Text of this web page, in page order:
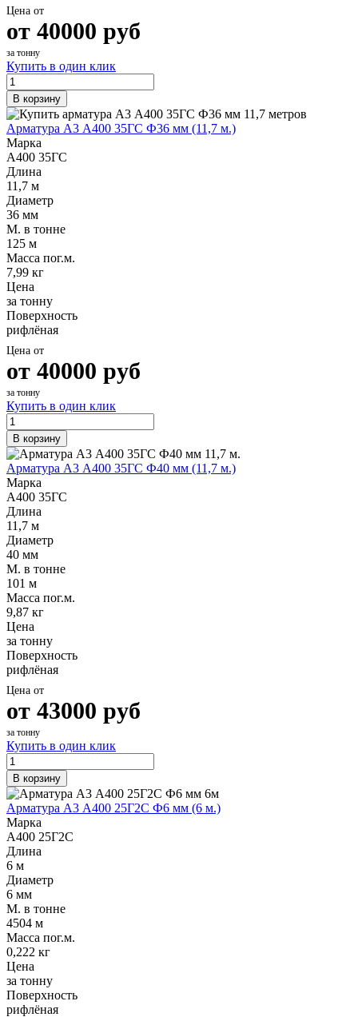
Цена от
от 40000 руб
за тонну
Купить в один клик
В корзину
Арматура А3 А400 35ГС Ф36 мм (11,7 м.)
Марка
А400 35ГС
Длина
11,7 м
Диаметр
36 мм
М. в тонне
125 м
Масса пог.м.
7,99 кг
Цена
за тонну
Поверхность
рифлёная
Цена от
от 40000 руб
за тонну
Купить в один клик
В корзину
Арматура А3 А400 35ГС Ф40 мм (11,7 м.)
Марка
А400 35ГС
Длина
11,7 м
Диаметр
40 мм
М. в тонне
101 м
Масса пог.м.
9,87 кг
Цена
за тонну
Поверхность
рифлёная
Цена от
от 43000 руб
за тонну
Купить в один клик
В корзину
Арматура А3 А400 25Г2С Ф6 мм (6 м.)
Марка
А400 25Г2С
Длина
6 м
Диаметр
6 мм
М. в тонне
4504 м
Масса пог.м.
0,222 кг
Цена
за тонну
Поверхность
рифлёная